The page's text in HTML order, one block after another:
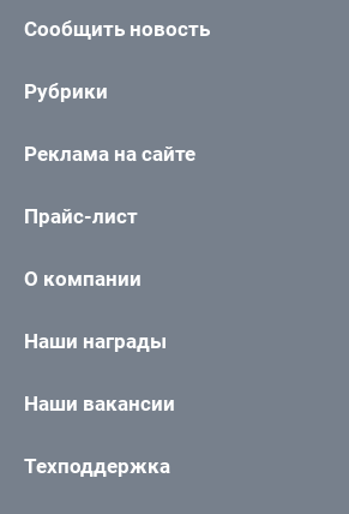
Сообщить новость
Рубрики
Реклама на сайте
Прайс-лист
О компании
Наши награды
Наши вакансии
Техподдержка